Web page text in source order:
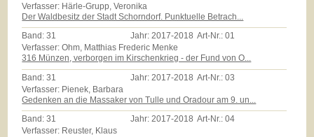
Verfasser: Härle-Grupp, Veronika
Der Waldbesitz der Stadt Schorndorf. Punktuelle Betrach...
Band:31 Jahr:2017-2018 Art-Nr.:01
Verfasser: Ohm, Matthias Frederic Menke
316 Münzen, verborgen im Kirschenkrieg - der Fund von O...
Band:31 Jahr: 2017-2018 Art-Nr.:03
Verfasser: Pienek, Barbara
Gedenken an die Massaker von Tulle und Oradour am 9. un...
Band:31 Jahr:2017-2018 Art-Nr.:04
Verfasser: Reuster, Klaus